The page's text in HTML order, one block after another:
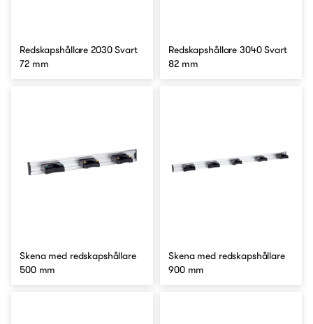
Redskapshållare 2030 Svart
72 mm
Redskapshållare 3040 Svart
82 mm
Skena med redskapshållare
500 mm
Skena med redskapshållare
900 mm